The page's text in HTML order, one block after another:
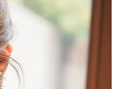
联系我们